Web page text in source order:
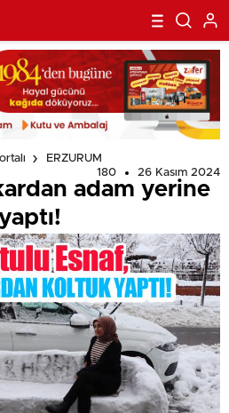
ERZURUM
180
26 Kasım 2024
adam yerine